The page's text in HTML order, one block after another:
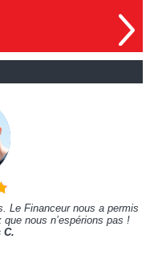
Le Financeur nous a permis
nous n’espérions pas !
C.